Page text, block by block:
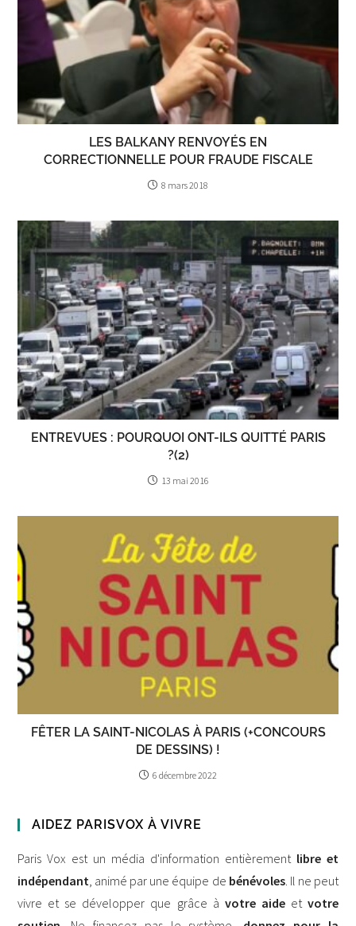
LES BALKANY RENVOYÉS EN
CORRECTIONNELLE POUR FRAUDE FISCALE
8 mars 2018
ENTREVUES : POURQUOI ONT-ILS QUITTÉ PARIS
?(2)
13 mai 2016
FÊTER LA SAINT-NICOLAS À PARIS (+CONCOURS
DE DESSINS) !
6 décembre 2022
AIDEZ PARISVOX À VIVRE
Paris Vox est un média d'information entièrement libre et
indépendant, animé par une équipe de bénévoles. Il ne peut
vivre et se développer que grâce à votre aideet votre